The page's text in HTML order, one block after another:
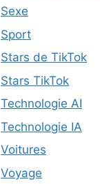
Sexe
Sport
Stars de TikTok
Stars TikTok
Technologie AI
Technologie IA
Voitures
Voyage